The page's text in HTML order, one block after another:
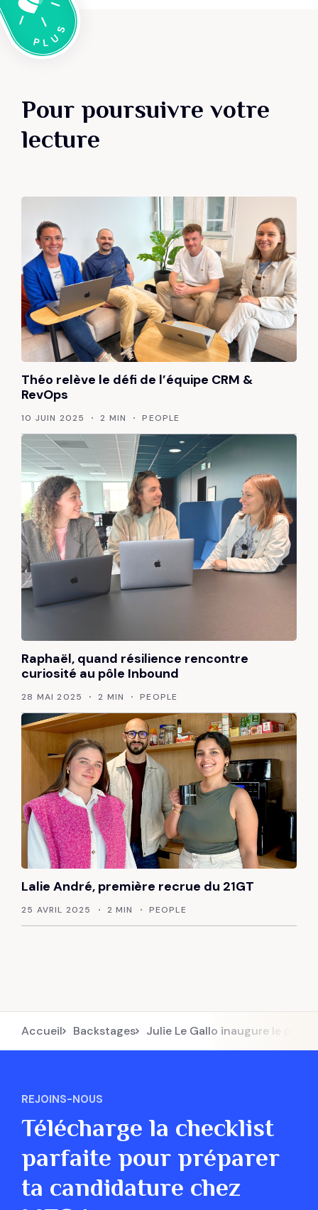
Pour poursuivre votre
lecture
Théo relève le défi de l’équipe CRM &
RevOps
10 JUIN 2025 2 MIN PEOPLE
Raphaël, quand résilience rencontre
curiosité au pôle Inbound
28 MAI 2025 2 MIN PEOPLE
Lalie André, première recrue du 21GT
25 AVRIL 2025 2 MIN PEOPLE
Accueil Backstages Julie Le Gallo inaugure le pôle
REJOINS-NOUS
Télécharge la checklist
parfaite pour préparer
ta candidature chez